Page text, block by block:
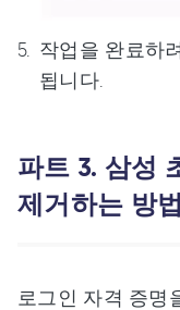
작업을 완료하
됩니다.
파트 3. 삼성
제거하는 방
로그인 자격 증명